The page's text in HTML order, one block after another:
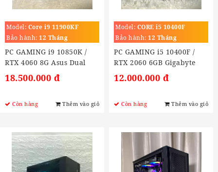
Model: Core i9 11900KF
(3.5GHz turbo 5.3Ghz)
Bảo hành: 12 Tháng
PC GAMING i9 10850K /
RTX 4060 8G Asus Dual
18.500.000 đ
Còn hàng Thêm vào giỏ
Model: CORE i5 10400F
(2.6GHz Turbo 4.4GHz)
Bảo hành: 12 Tháng
PC GAMING i5 10400F /
RTX 2060 6GB Gigabyte
12.000.000 đ
Còn hàng Thêm vào giỏ